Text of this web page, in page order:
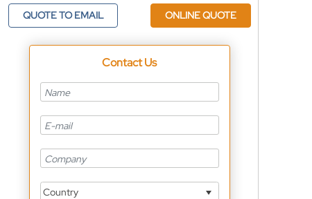
QUOTE TO EMAIL
ONLINE QUOTE
Contact Us
Country